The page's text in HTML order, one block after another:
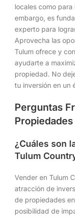
locales como para
embargo, es
experto para
Aprovecha las
Tulum ofrece y
ayudarte a
propiedad. No
tu inversión en un
Perguntas
¿Cuáles son
Tulum
Vender en Tulum
atracción de
de propiedades
posibilidad de